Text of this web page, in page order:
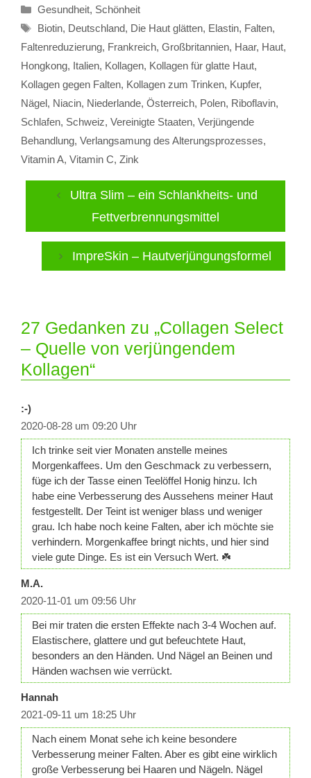
Kategorien
Gesundheit, Schönheit
Schlagwörter
Biotin, Deutschland, Die Haut glätten, Elastin, Falten,
Faltenreduzierung, Frankreich, Großbritannien, Haar, Haut,
Hongkong, Italien, Kollagen, Kollagen für glatte Haut,
Kollagen gegen Falten, Kollagen zum Trinken, Kupfer,
Nägel, Niacin, Niederlande, Österreich, Polen, Riboflavin,
Schlafen, Schweiz, Vereinigte Staaten, Verjüngende
Behandlung, Verlangsamung des Alterungsprozesses,
Vitamin A, Vitamin C, Zink
Ultra Slim – ein Schlankheits- und
Fettverbrennungsmittel
ImpreSkin – Hautverjüngungsformel
27 Gedanken zu „Collagen Select
– Quelle von verjüngendem
Kollagen“
:-)
2020-08-28 um 09:20 Uhr
Ich trinke seit vier Monaten anstelle meines
Morgenkaffees. Um den Geschmack zu verbessern,
füge ich der Tasse einen Teelöffel Honig hinzu. Ich
habe eine Verbesserung des Aussehens meiner Haut
festgestellt. Der Teint ist weniger blass und weniger
grau. Ich habe noch keine Falten, aber ich möchte sie
verhindern. Morgenkaffee bringt nichts, und hier sind
viele gute Dinge. Es ist ein Versuch Wert. ☘️
M.A.
2020-11-01 um 09:56 Uhr
Bei mir traten die ersten Effekte nach 3-4 Wochen auf.
Elastischere, glattere und gut befeuchtete Haut,
besonders an den Händen. Und Nägel an Beinen und
Händen wachsen wie verrückt.
Hannah
2021-09-11 um 18:25 Uhr
Nach einem Monat sehe ich keine besondere
Verbesserung meiner Falten. Aber es gibt eine wirklich
große Verbesserung bei Haaren und Nägeln. Nägel